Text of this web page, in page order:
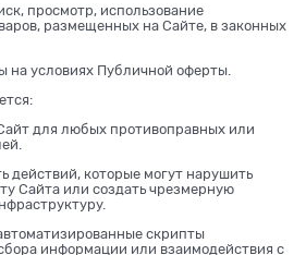
просмотр, использование
размещенных на Сайте, в законных
на условиях Публичной оферты.
для любых противоправных или
действий, которые могут нарушить
Сайта или создать чрезмерную
скрипты
информации или взаимодействия с